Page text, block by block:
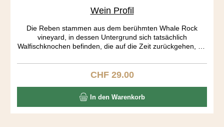
Wein Profil
Die Reben stammen aus dem berühmten Whale Rock
vineyard, in dessen Untergrund sich tatsächlich
Walfischknochen befinden, die auf die Zeit zurückgehen, als
CCOF organisch zertifiziert. Eine wunderbar helle Frucht
fügt sich in einen mittelschweren Körper ein. Dieser Sipper
Regulärer Preis:
CHF 29.00
In den Warenkorb